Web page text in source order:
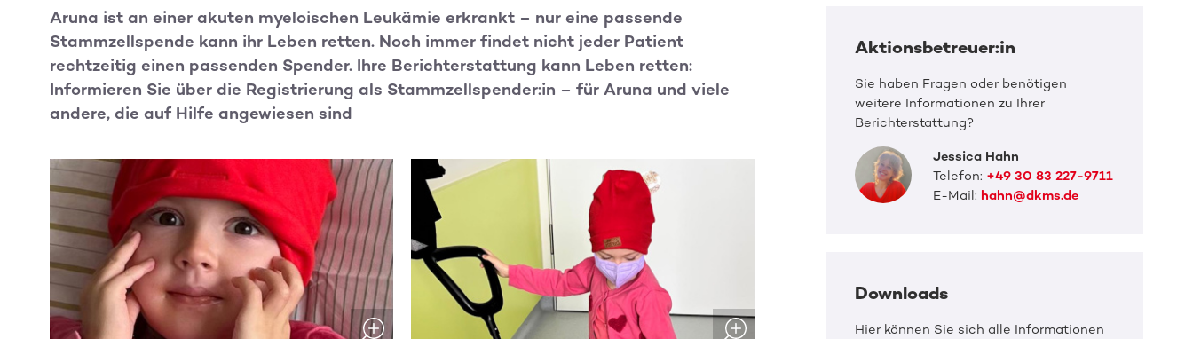
Aruna ist an einer akuten myeloischen Leukämie erkrankt – nur eine passende
Stammzellspende kann ihr Leben retten. Noch immer findet nicht jeder Patient
rechtzeitig einen passenden Spender. Ihre Berichterstattung kann Leben retten:
Informieren Sie über die Registrierung als Stammzellspender:in – für Aruna und viele
andere, die auf Hilfe angewiesen sind
Aktionsbetreuer:in
Sie haben Fragen oder benötigen
weitere Informationen zu Ihrer
Berichterstattung?
Jessica Hahn
Telefon: +49 30 83 227-9711
E-Mail: hahn@dkms.de
Downloads
Hier können Sie sich alle Informationen